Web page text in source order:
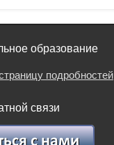
образование
подробностей
связи